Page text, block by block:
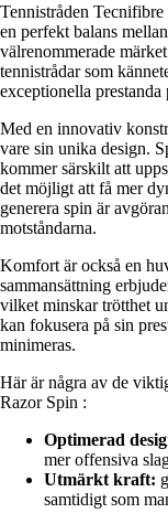
Tennistråden
en perfekt balans
välrenommerade
tennistrådar som
exceptionella prestanda
Med en innovativ
vare sin unika design.
kommer särskilt att
det möjligt att få mer
generera spin är
motståndarna.
Komfort är också en
sammansättning
vilket minskar trötthet
kan fokusera på sin
minimeras.
Här är några av de
Razor Spin :
Optimerad
mer offensiva
Utmärkt kraft:
samtidigt som